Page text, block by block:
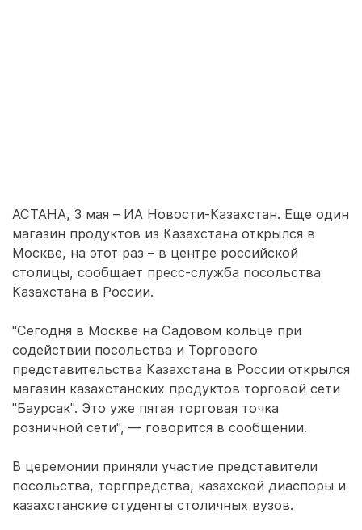
АСТАНА, 3 мая – ИА Новости-Казахстан. Еще один
магазин продуктов из Казахстана открылся в
Москве, на этот раз – в центре российской
столицы, сообщает пресс-служба посольства
Казахстана в России.
"Сегодня в Москве на Садовом кольце при
содействии посольства и Торгового
представительства Казахстана в России открылся
магазин казахстанских продуктов торговой сети
"Баурсак". Это уже пятая торговая точка
розничной сети", — говорится в сообщении.
В церемонии приняли участие представители
посольства, торгпредства, казахской диаспоры и
казахстанские студенты столичных вузов.